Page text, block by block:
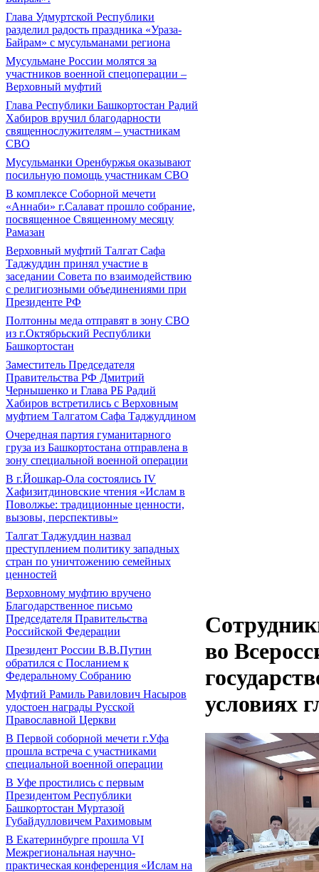
Глава Удмуртской Республики
разделил радость праздника «Ураза-
Байрам» с мусульманами региона
Мусульмане России молятся за
участников военной спецоперации –
Верховный муфтий
Глава Республики Башкортостан Радий
Хабиров вручил благодарности
священнослужителям – участникам
СВО
Мусульманки Оренбуржья оказывают
посильную помощь участникам СВО
В комплексе Соборной мечети
«Аннаби» г.Салават прошло собрание,
посвященное Священному месяцу
Рамазан
Верховный муфтий Талгат Сафа
Таджуддин принял участие в
заседании Совета по взаимодействию
с религиозными объединениями при
Президенте РФ
Полтонны меда отправят в зону СВО
из г.Октябрьский Республики
Башкортостан
Заместитель Председателя
Правительства РФ Дмитрий
Чернышенко и Глава РБ Радий
Хабиров встретились с Верховным
муфтием Талгатом Сафа Таджуддином
Очередная партия гуманитарного
груза из Башкортостана отправлена в
зону специальной военной операции
В г.Йошкар-Ола состоялись IV
Хафизитдиновские чтения «Ислам в
Поволжье: традиционные ценности,
вызовы, перспективы»
Талгат Таджуддин назвал
преступлением политику западных
стран по уничтожению семейных
ценностей
Верховному муфтию вручено
Благодарственное письмо
Председателя Правительства
Российской Федерации
Президент России В.В.Путин
обратился с Посланием к
Федеральному Собранию
Муфтий Рамиль Равилович Насыров
удостоен награды Русской
Православной Церкви
В Первой соборной мечети г.Уфа
прошла встреча с участниками
специальной военной операции
В Уфе простились с первым
Президентом Республики
Башкортостан Муртазой
Губайдулловичем Рахимовым
В Екатеринбурге прошла VI
Межрегиональная научно-
практическая конференция «Ислам на
во
условиях